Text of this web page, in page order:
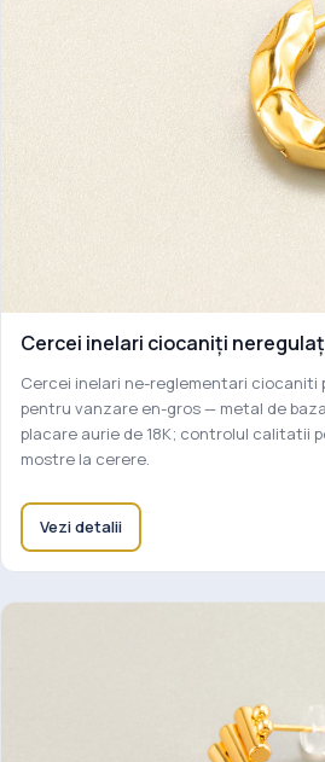
Cercei inelari ciocaniți
Cercei inelari ne-reglementari ciocaniti
pentru vanzare en-gros — metal de
placare aurie de 18K; controlul calitatii
mostre la cerere.
Vezi detalii